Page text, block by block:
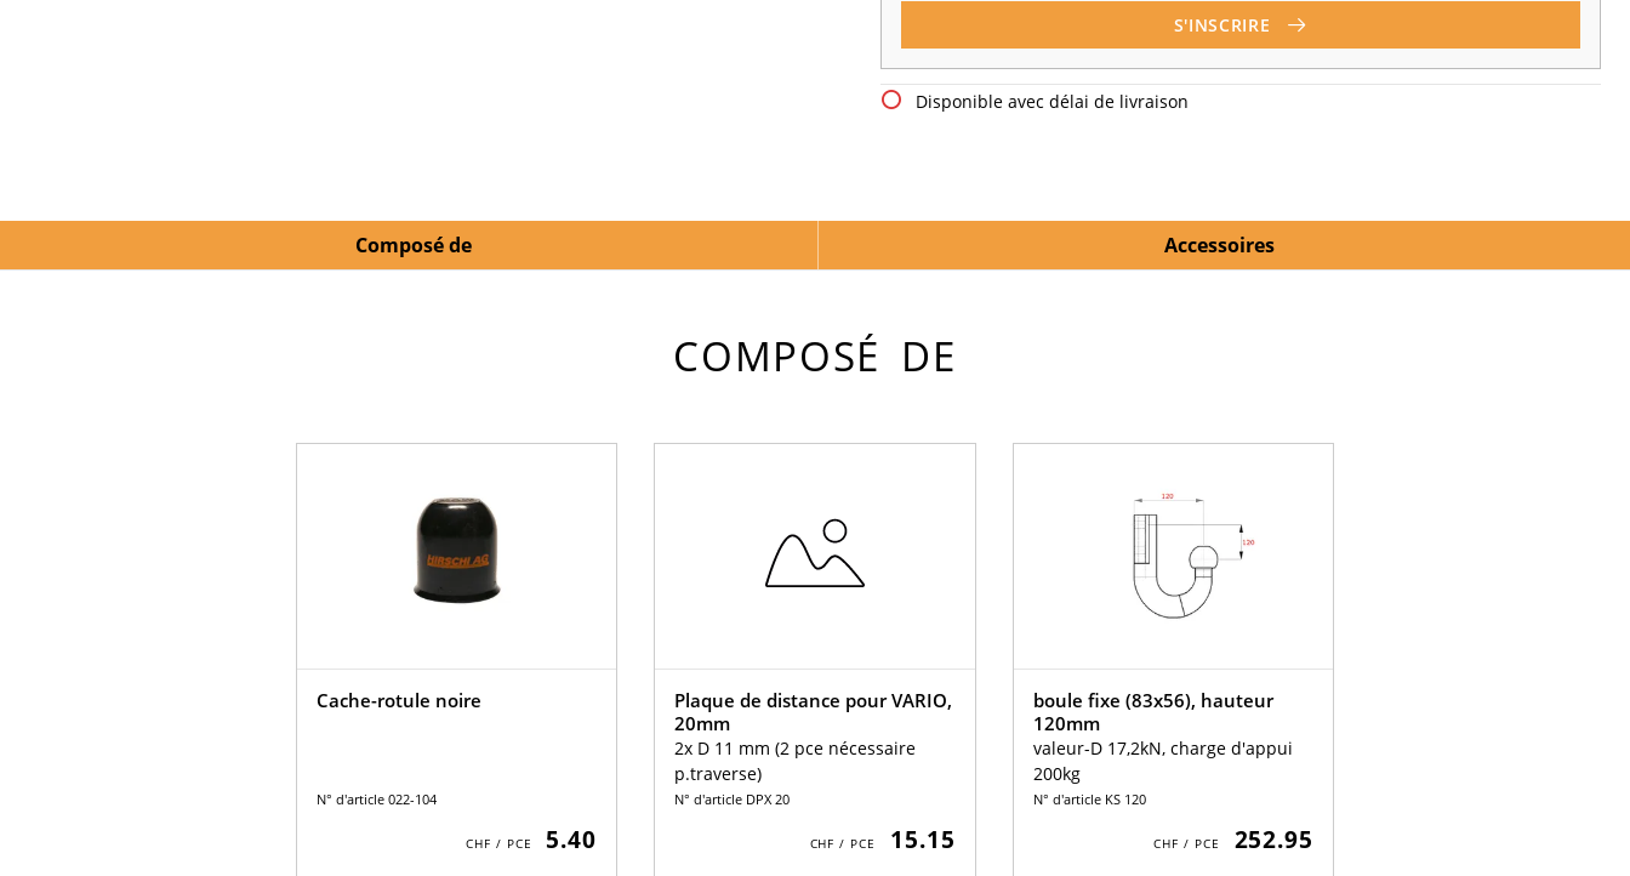
S'INSCRIRE
Disponible avec délai de livraison
Composé de Accessoires
COMPOSÉ DE
Cache-rotule noire
N° d'article 022-104
5.40
Plaque de distance pour VARIO,
20mm
2x D 11 mm (2 pce nécessaire
p.traverse)
N° d'article DPX 20
15.15
boule fixe (83x56), hauteur
120mm
valeur-D 17,2kN, charge d'appui
200kg
N° d'article KS 120
252.95